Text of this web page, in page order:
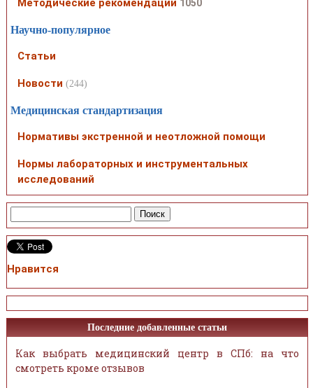
Методические рекомендации 1050
Научно-популярное
Статьи
Новости (244)
Медицинская стандартизация
Нормативы экстренной и неотложной помощи
Нормы лабораторных и инструментальных
исследований
Нравится
Последние добавленные статьи
Как выбрать медицинский центр в СПб: на что
смотреть кроме отзывов